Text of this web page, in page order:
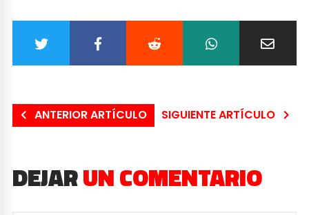
ANTERIOR ARTÍCULO SIGUIENTE ARTÍCULO
DEJARUN COMENTARIO